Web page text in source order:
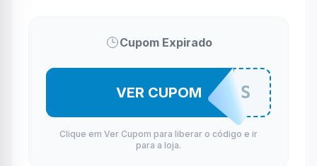
Cupom Expirado
MODABS
VER CUPOM
Clique em Ver Cupom para liberar o código e ir
para a loja.